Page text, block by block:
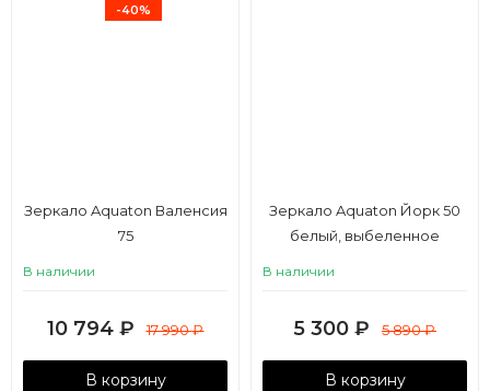
-40%
Зеркало Aquaton Валенсия
75
В наличии
10 794 ₽ 17 990₽
В корзину
Зеркало Aquaton Йорк 50
белый, выбеленное
В наличии
5 300 ₽ 5 890₽
В корзину